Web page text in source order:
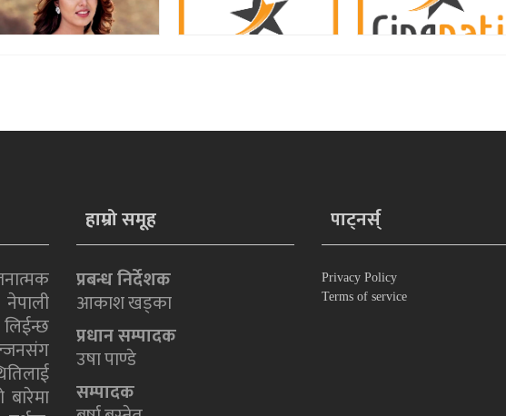
हाम्रो समूह
प्रबन्ध निर्देशक
आकाश खड्का
प्रधान सम्पादक
उषा पाण्डे
सम्पादक
पाट्नर्स्
Privacy Policy
Terms of service